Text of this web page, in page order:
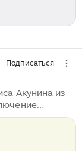
Подписаться
Акунина из